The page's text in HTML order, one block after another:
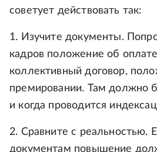
советует действовать так:
1. Изучите документы.
кадров положение об
коллективный договор,
премировании. Там должно
и когда проводится
2. Сравните с реальностью.
документам повышение